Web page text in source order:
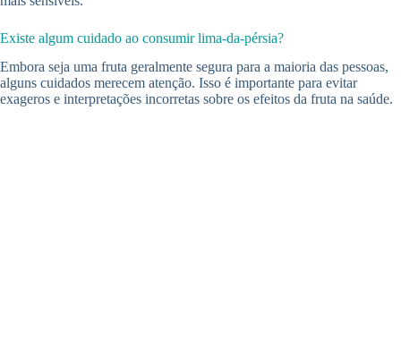
Existe algum cuidado ao consumir lima-da-pérsia?
Embora seja uma fruta geralmente segura para a maioria das pessoas,
alguns cuidados merecem atenção. Isso é importante para evitar
exageros e interpretações incorretas sobre os efeitos da fruta na saúde.